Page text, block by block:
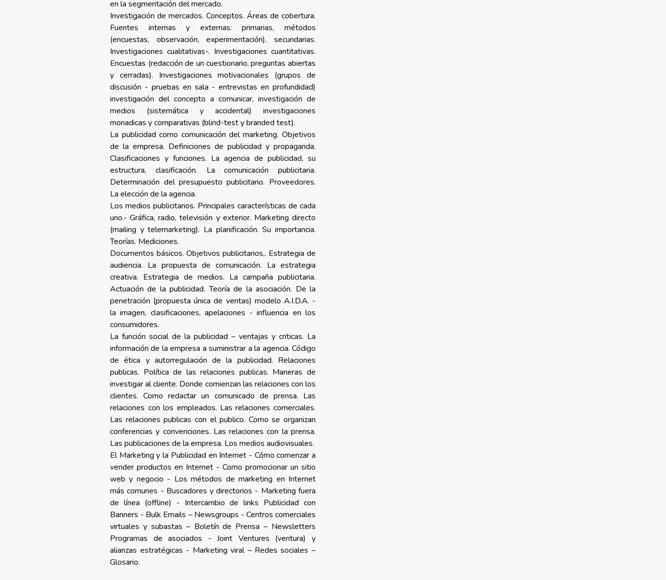
en la segmentación del mercado.
Investigación de mercados. Conceptos. Áreas de cobertura.
Fuentes internas y externas: primarias, métodos
(encuestas, observación, experimentación), secundarias.
Investigaciones cualitativas-. Investigaciones cuantitativas.
Encuestas (redacción de un cuestionario, preguntas abiertas
y cerradas). Investigaciones motivacionales (grupos de
discusión - pruebas en sala - entrevistas en profundidad)
investigación del concepto a comunicar, investigación de
medios (sistemática y accidental) investigaciones
monadicas y comparativas (blind-test y branded test).
La publicidad como comunicación del marketing. Objetivos
de la empresa. Definiciones de publicidad y propaganda.
Clasificaciones y funciones. La agencia de publicidad, su
estructura, clasificación. La comunicación publicitaria.
Determinación del presupuesto publicitario. Proveedores.
La elección de la agencia.
Los medios publicitarios. Principales características de cada
uno.- Gráfica, radio, televisión y exterior. Marketing directo
(mailing y telemarketing). La planificación. Su importancia.
Teorías. Mediciones.
Documentos básicos. Objetivos publicitarios,. Estrategia de
audiencia. La propuesta de comunicación. La estrategia
creativa. Estrategia de medios. La campaña publicitaria.
Actuación de la publicidad. Teoría de la asociación. De la
penetración (propuesta única de ventas) modelo A.I.D.A. -
la imagen, clasificaciones, apelaciones - influencia en los
consumidores.
La función social de la publicidad – ventajas y criticas. La
información de la empresa a suministrar a la agencia. Código
de ética y autorregulación de la publicidad. Relaciones
publicas. Política de las relaciones publicas. Maneras de
investigar al cliente. Donde comienzan las relaciones con los
clientes. Como redactar un comunicado de prensa. Las
relaciones con los empleados. Las relaciones comerciales.
Las relaciones publicas con el publico. Como se organizan
conferencias y convenciones. Las relaciones con la prensa.
Las publicaciones de la empresa. Los medios audiovisuales.
El Marketing y la Publicidad en Internet - Cómo comenzar a
vender productos en Internet - Como promocionar un sitio
web y negocio - Los métodos de marketing en Internet
más comunes - Buscadores y directorios - Marketing fuera
de línea (offline) - Intercambio de links Publicidad con
Banners - Bulk Emails – Newsgroups - Centros comerciales
virtuales y subastas – Boletín de Prensa – Newsletters
Programas de asociados - Joint Ventures (ventura) y
alianzas estratégicas - Marketing viral – Redes sociales –
Glosario.